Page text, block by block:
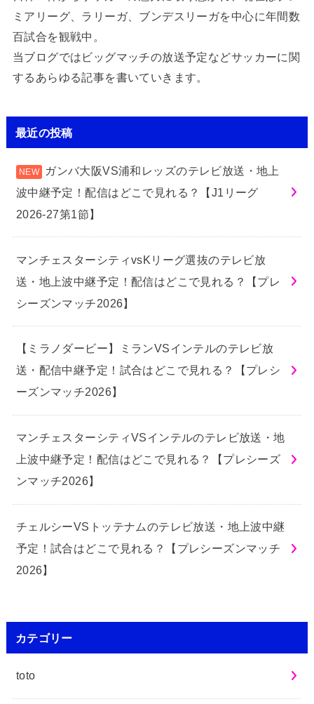
ミアリーグ、ラリーガ、ブンデスリーガを中心に年間数
百試合を観戦中。
当ブログではビッグマッチの放送予定などサッカーに関
するあらゆる記事を書いていきます。
最近の投稿
ガンバ大阪VS浦和レッズのテレビ放送・地上
波中継予定！配信はどこで見れる？【J1リーグ
2026-27第1節】
マンチェスターシティvsKリーグ選抜のテレビ放
送・地上波中継予定！配信はどこで見れる？【プレ
シーズンマッチ2026】
【ミラノダービー】ミランVSインテルのテレビ放
送・配信中継予定！試合はどこで見れる？【プレシ
ーズンマッチ2026】
マンチェスターシティVSインテルのテレビ放送・地
上波中継予定！配信はどこで見れる？【プレシーズ
ンマッチ2026】
チェルシーVSトッテナムのテレビ放送・地上波中継
予定！試合はどこで見れる？【プレシーズンマッチ
2026】
カテゴリー
toto